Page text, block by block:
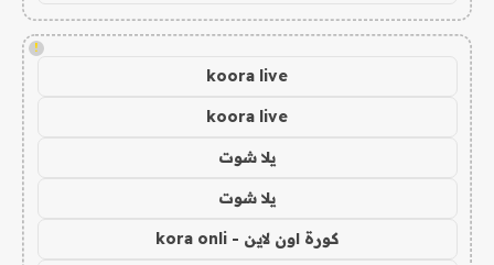
!
koora live
koora live
يلا شوت
يلا شوت
كورة اون لاين - kora onli